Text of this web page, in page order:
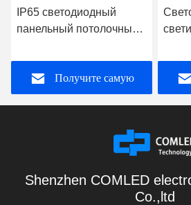
IP65 светодиодный
панельный потолочный
круговой потолочный
фонарь AC100V
Получите самую
Shenzhen COMLED
Co.,ltd